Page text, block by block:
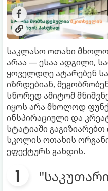
საკლასო ოთახი
არაა — ესაა ადგილი,
ყოველდღე ატარებენ
იზრდებიან,
სწორედ ამიტომ
იყოს არა მხოლოდ
ინსპირაციული და
სტატიაში
სკოლის ოთახის
ეფექტურს გახდის.